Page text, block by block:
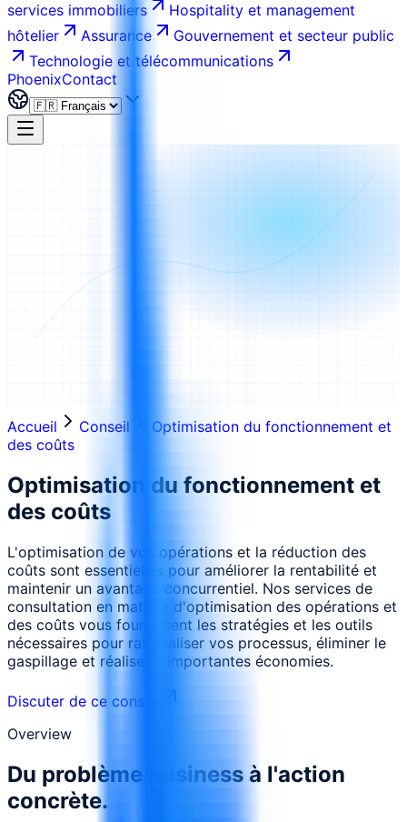
services immobiliers
Hospitality et management
hôtelier
Assurance
Gouvernement et secteur public
Technologie et télécommunications
PhoenixContact
Accueil Conseil
Optimisation du fonctionnement et
des coûts
Optimisation du fonctionnement et
des coûts
L'optimisation de vos opérations et la réduction des
coûts sont essentielles pour améliorer la rentabilité et
maintenir un avantage concurrentiel. Nos services de
consultation en matière d'optimisation des opérations et
des coûts vous fournissent les stratégies et les outils
nécessaires pour rationaliser vos processus, éliminer le
gaspillage et réaliser d'importantes économies.
Discuter de ce conseil
Overview
Du problème business à l'action
concrète.